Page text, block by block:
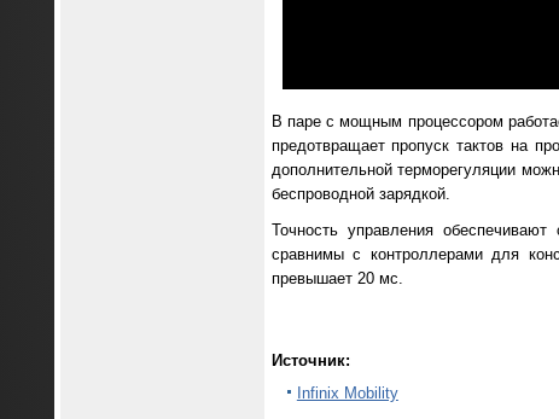
В паре с мощным процессором
предотвращает пропуск тактов на
дополнительной терморегуляции
беспроводной зарядкой.
Точность управления
сравнимы с контроллерами для
превышает 20 мс.
Источник:
Infinix Mobility